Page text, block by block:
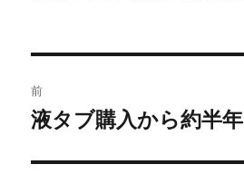
稿
前
前
投
液タブ購入から約半年